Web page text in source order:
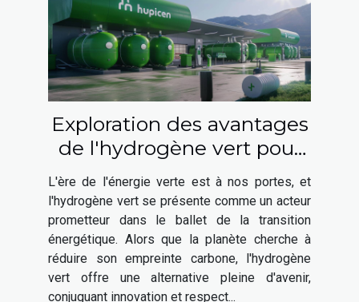
Exploration des avantages
de l'hydrogène vert pour
un avenir durable
L'ère de l'énergie verte est à nos portes, et
l'hydrogène vert se présente comme un acteur
prometteur dans le ballet de la transition
énergétique. Alors que la planète cherche à
réduire son empreinte carbone, l'hydrogène
vert offre une alternative pleine d'avenir,
conjuguant innovation et respect...